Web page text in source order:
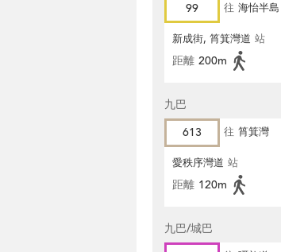
99 往 海怡半島
新成街, 筲箕灣道 站
距離 200m
九巴
613
往 筲箕灣
愛秩序灣道 站
距離 120m
九巴/城巴